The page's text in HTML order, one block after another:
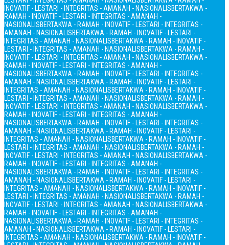
INOVATIF - LESTARI - INTEGRITAS - AMANAH - NASIONALISBERTAKWA -
RAMAH - INOVATIF - LESTARI - INTEGRITAS - AMANAH -
NASIONALISBERTAKWA - RAMAH - INOVATIF - LESTARI - INTEGRITAS -
AMANAH - NASIONALISBERTAKWA - RAMAH - INOVATIF - LESTARI -
INTEGRITAS - AMANAH - NASIONALISBERTAKWA - RAMAH - INOVATIF -
LESTARI - INTEGRITAS - AMANAH - NASIONALISBERTAKWA - RAMAH -
INOVATIF - LESTARI - INTEGRITAS - AMANAH - NASIONALISBERTAKWA -
RAMAH - INOVATIF - LESTARI - INTEGRITAS - AMANAH -
NASIONALISBERTAKWA - RAMAH - INOVATIF - LESTARI - INTEGRITAS -
AMANAH - NASIONALISBERTAKWA - RAMAH - INOVATIF - LESTARI -
INTEGRITAS - AMANAH - NASIONALISBERTAKWA - RAMAH - INOVATIF -
LESTARI - INTEGRITAS - AMANAH - NASIONALISBERTAKWA - RAMAH -
INOVATIF - LESTARI - INTEGRITAS - AMANAH - NASIONALISBERTAKWA -
RAMAH - INOVATIF - LESTARI - INTEGRITAS - AMANAH -
NASIONALISBERTAKWA - RAMAH - INOVATIF - LESTARI - INTEGRITAS -
AMANAH - NASIONALISBERTAKWA - RAMAH - INOVATIF - LESTARI -
INTEGRITAS - AMANAH - NASIONALISBERTAKWA - RAMAH - INOVATIF -
LESTARI - INTEGRITAS - AMANAH - NASIONALISBERTAKWA - RAMAH -
INOVATIF - LESTARI - INTEGRITAS - AMANAH - NASIONALISBERTAKWA -
RAMAH - INOVATIF - LESTARI - INTEGRITAS - AMANAH -
NASIONALISBERTAKWA - RAMAH - INOVATIF - LESTARI - INTEGRITAS -
AMANAH - NASIONALISBERTAKWA - RAMAH - INOVATIF - LESTARI -
INTEGRITAS - AMANAH - NASIONALISBERTAKWA - RAMAH - INOVATIF -
LESTARI - INTEGRITAS - AMANAH - NASIONALISBERTAKWA - RAMAH -
INOVATIF - LESTARI - INTEGRITAS - AMANAH - NASIONALISBERTAKWA -
RAMAH - INOVATIF - LESTARI - INTEGRITAS - AMANAH -
NASIONALISBERTAKWA - RAMAH - INOVATIF - LESTARI - INTEGRITAS -
AMANAH - NASIONALISBERTAKWA - RAMAH - INOVATIF - LESTARI -
INTEGRITAS - AMANAH - NASIONALISBERTAKWA - RAMAH - INOVATIF -